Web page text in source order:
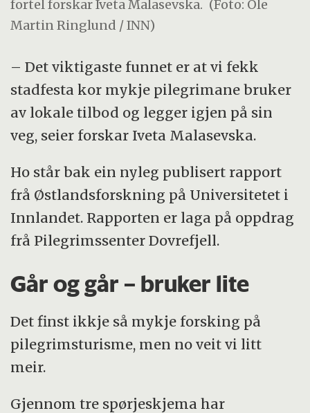
fortel forskar Iveta Malasevska. (Foto: Ole
Martin Ringlund / INN)
– Det viktigaste funnet er at vi fekk
stadfesta kor mykje pilegrimane bruker
av lokale tilbod og legger igjen på sin
veg, seier forskar Iveta Malasevska.
Ho står bak ein nyleg publisert rapport
frå Østlandsforskning på Universitetet i
Innlandet. Rapporten er laga på oppdrag
frå Pilegrimssenter Dovrefjell.
Går og går – bruker lite
Det finst ikkje så mykje forsking på
pilegrimsturisme, men no veit vi litt
meir.
Gjennom tre spørjeskjema har